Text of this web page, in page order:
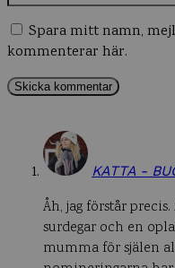
KATTA -
Åh, jag förstår
surdegar och en
mumma för själen
Spara mitt namn,
kommenterar här.